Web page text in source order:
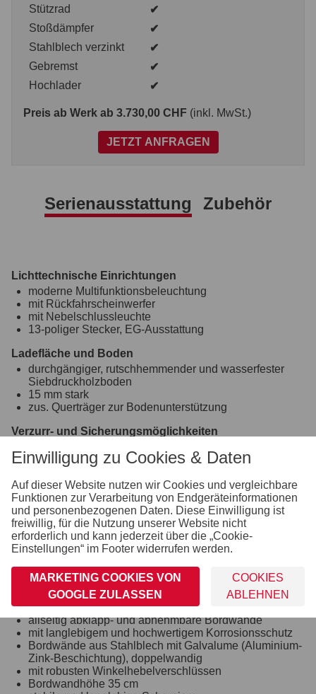
Stützrad
✔
Stoßdämpfer
✔
Stahlblech verzinkt
✔
Gebremst
✔
Hochlader
✔
Preis ab Werk ab 3.730,00 CHF (inkl. MwSt.)
JETZT ANFRAGEN
Serienausstattung Zubehör
Lichttechnische Einrichtungen
moderne Multifunktionsbeleuchtung
mit Rückfahrscheinwerfer
mit Nebelschlussleuchte
13-poliger Stecker, EG-Ausstattung
Ladefläche und Boden
durchgängiger, rutschhemmender und wasserfester
Siebdruckholzboden
15 mm stark
zus. Querträger zur Bodenunterstützung
Verzurr- und Sicherungsmöglichkeiten
Rahmen integriert
Einhängemöglichkeiten für Planen und Netze
montierte Einhängeknöpfe zur Fixierung von Planen
und Netzen
Räder und Achsen
robuste Gummifederachse
Unterlegkeile inkl. Halterung montiert
Stoßdämpfer (100 km/h Vorbereitung)
Bordwand, Reling und Co.
allseitig abklapp- und abnehmbare Bordwände
mit langlebigem und hochwertigem Korrosionsschutz
Bordwände aus Stahlblech mit Galvalume (Aluminium-
Zink-Beschichtung), doppelwandig
mit robusten Winkelhebelverschlüssen
Bordwandhöhe 35 cm
Einwilligung zu Cookies & Daten
Auf dieser Website nutzen wir Cookies und vergleichbare
Funktionen zur Verarbeitung von Endgeräteinformationen
und personenbezogenen Daten. Diese Einwilligung ist
freiwillig, für die Nutzung unserer Website nicht
erforderlich und kann jederzeit über die „Cookie-
Einstellungen“ im Footer widerrufen werden.
MARKETING COOKIES VON
GOOGLE ZULASSEN
COOKIES
ABLEHNEN